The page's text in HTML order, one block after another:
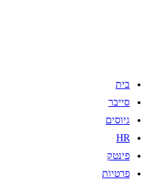
בית
סייבר
גיוסים
HR
פינטק
פרטיות